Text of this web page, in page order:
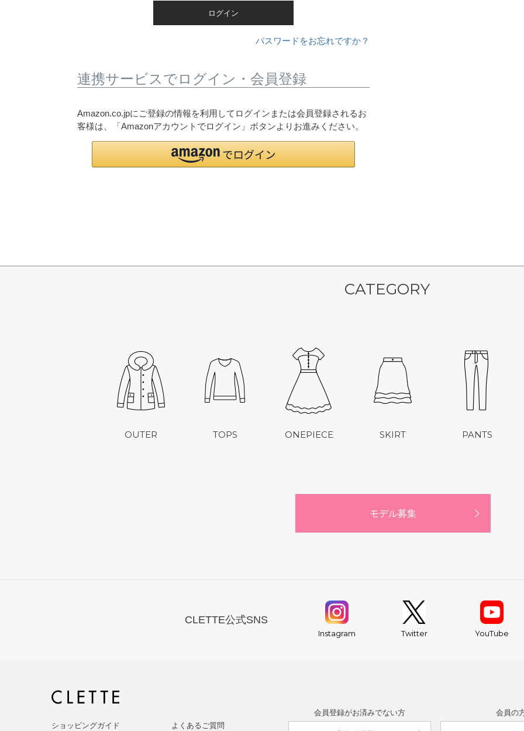
ログイン
パスワードをお忘れですか？
連携サービスでログイン・会員登録
Amazon.co.jpにご登録の情報を利用してログインまたは会員登録されるお
客様は、「Amazonアカウントでログイン」ボタンよりお進みください。
CATEGORY
OUTER TOPS ONEPIECE SKIRT PANTS
モデル募集
CLETTE公式SNS
Instagram Twitter YouTube
会員登録がお済みでない方 会員の
ショッピングガイド よくあるご質問